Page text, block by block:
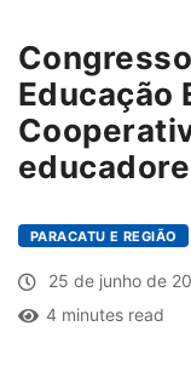
Educação
PARACATU E REGIÃO
25 de junho de
4 minutes read